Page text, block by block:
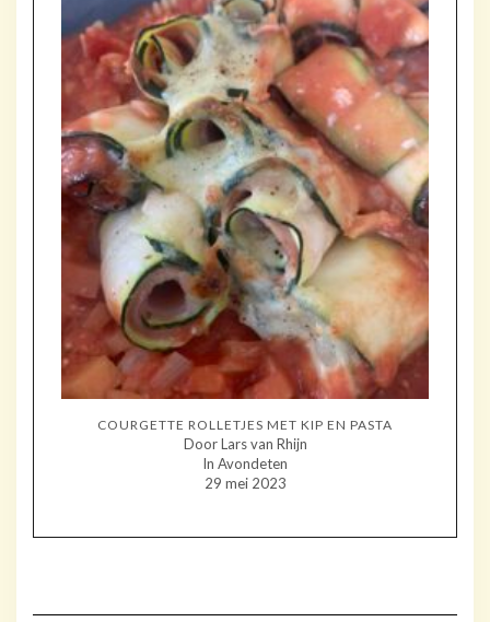
COURGETTE ROLLETJES MET KIP EN PASTA
Door Lars van Rhijn
In Avondeten
29 mei 2023